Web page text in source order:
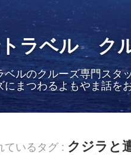
ラベル ク
ベルのクルーズ専門スタ
にまつわるよもやま話を
ているタグ : クジラと